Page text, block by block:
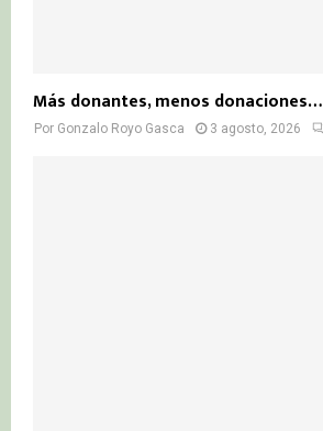
Más donantes, menos donaciones…
Por Gonzalo Royo Gasca 3 agosto, 2026